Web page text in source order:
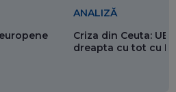
ANALIZĂ
Criza din Ceuta: UE
dreapta cu tot cu